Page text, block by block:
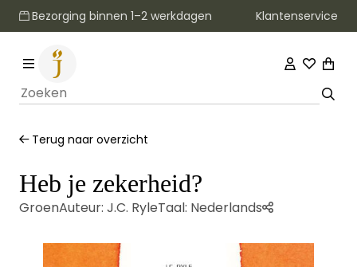
Bezorging binnen 1–2 werkdagen Klantenservice
Terug naar overzicht
Heb je zekerheid?
GroenAuteur: J.C. RyleTaal: Nederlands